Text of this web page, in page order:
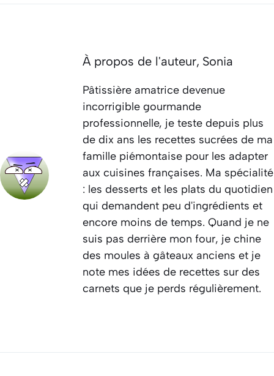
À propos de l'auteur, Sonia
Pâtissière amatrice devenue
incorrigible gourmande
professionnelle, je teste depuis plus
de dix ans les recettes sucrées de ma
famille piémontaise pour les adapter
aux cuisines françaises. Ma spécialité
: les desserts et les plats du quotidien
qui demandent peu d'ingrédients et
encore moins de temps. Quand je ne
suis pas derrière mon four, je chine
des moules à gâteaux anciens et je
note mes idées de recettes sur des
carnets que je perds régulièrement.